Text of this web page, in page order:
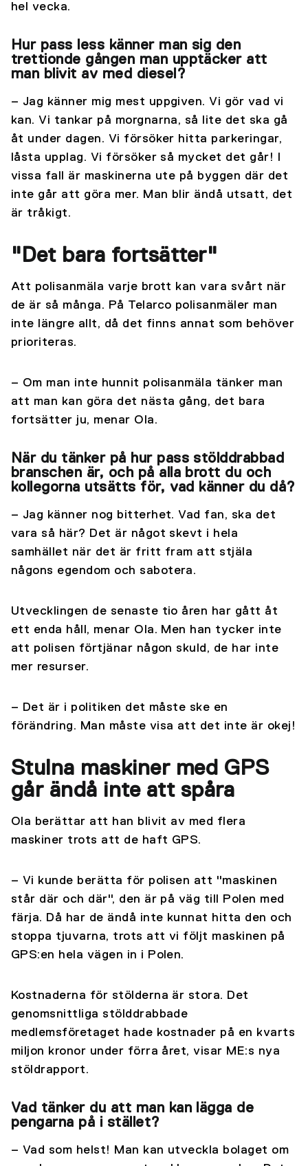
hel vecka.
Hur pass less känner man sig den
trettionde gången man upptäcker att
man blivit av med diesel?
– Jag känner mig mest uppgiven. Vi gör vad vi
kan. Vi tankar på morgnarna, så lite det ska gå
åt under dagen. Vi försöker hitta parkeringar,
låsta upplag. Vi försöker så mycket det går! I
vissa fall är maskinerna ute på byggen där det
inte går att göra mer. Man blir ändå utsatt, det
är tråkigt.
"Det bara fortsätter"
Att polisanmäla varje brott kan vara svårt när
de är så många. På Telarco polisanmäler man
inte längre allt, då det finns annat som behöver
prioriteras.
– Om man inte hunnit polisanmäla tänker man
att man kan göra det nästa gång, det bara
fortsätter ju, menar Ola.
När du tänker på hur pass stölddrabbad
branschen är, och på alla brott du och
kollegorna utsätts för, vad känner du då?
– Jag känner nog bitterhet. Vad fan, ska det
vara så här? Det är något skevt i hela
samhället när det är fritt fram att stjäla
någons egendom och sabotera.
Utvecklingen de senaste tio åren har gått åt
ett enda håll, menar Ola. Men han tycker inte
att polisen förtjänar någon skuld, de har inte
mer resurser.
– Det är i politiken det måste ske en
förändring. Man måste visa att det inte är okej!
Stulna maskiner med GPS
går ändå inte att spåra
Ola berättar att han blivit av med flera
maskiner trots att de haft GPS.
– Vi kunde berätta för polisen att "maskinen
står där och där", den är på väg till Polen med
färja. Då har de ändå inte kunnat hitta den och
stoppa tjuvarna, trots att vi följt maskinen på
GPS:en hela vägen in i Polen.
Kostnaderna för stölderna är stora. Det
genomsnittliga stölddrabbade
medlemsföretaget hade kostnader på en kvarts
miljon kronor under förra året, visar ME:s nya
stöldrapport.
Vad tänker du att man kan lägga de
pengarna på i stället?
– Vad som helst! Man kan utveckla bolaget om